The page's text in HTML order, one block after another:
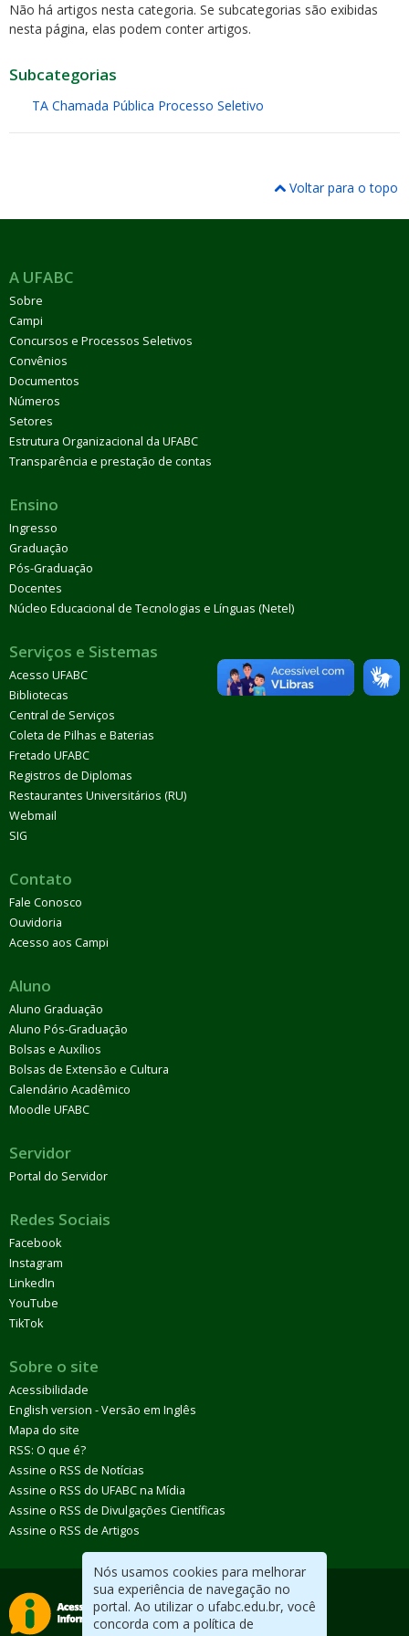
Nós usamos cookies para melhorar
sua experiência de navegação no
portal. Ao utilizar o ufabc.edu.br, você
concorda com a política de
Não há artigos nesta categoria. Se subcategorias são exibidas
nesta página, elas podem conter artigos.
Subcategorias
TA Chamada Pública Processo Seletivo
Voltar para o topo
A UFABC
Sobre
Campi
Concursos e Processos Seletivos
Convênios
Documentos
Números
Setores
Estrutura Organizacional da UFABC
Transparência e prestação de contas
Ensino
Ingresso
Graduação
Pós-Graduação
Docentes
Núcleo Educacional de Tecnologias e Línguas (Netel)
Serviços e Sistemas
Acesso UFABC
Bibliotecas
Central de Serviços
Coleta de Pilhas e Baterias
Fretado UFABC
Registros de Diplomas
Restaurantes Universitários (RU)
Webmail
SIG
Contato
Fale Conosco
Ouvidoria
Acesso aos Campi
Aluno
Aluno Graduação
Aluno Pós-Graduação
Bolsas e Auxílios
Bolsas de Extensão e Cultura
Calendário Acadêmico
Moodle UFABC
Servidor
Portal do Servidor
Redes Sociais
Facebook
Instagram
LinkedIn
YouTube
TikTok
Sobre o site
Acessibilidade
English version - Versão em Inglês
Mapa do site
RSS: O que é?
Assine o RSS de Notícias
Assine o RSS do UFABC na Mídia
Assine o RSS de Divulgações Científicas
Assine o RSS de Artigos